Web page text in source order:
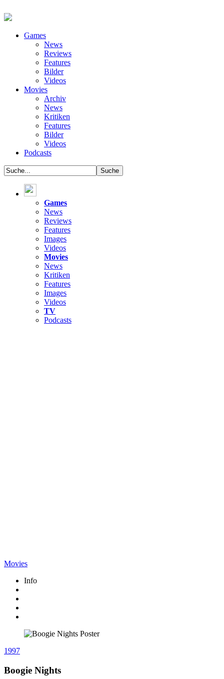
Games
News
Reviews
Features
Bilder
Videos
Movies
Archiv
News
Kritiken
Features
Bilder
Videos
Podcasts
Games
News
Reviews
Features
Images
Videos
Movies
News
Kritiken
Features
Images
Videos
TV
Podcasts
Movies
Info
1997
Boogie Nights